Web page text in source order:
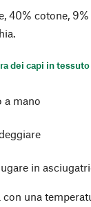
40% cotone,
dei capi in tessuto
a mano
in
una